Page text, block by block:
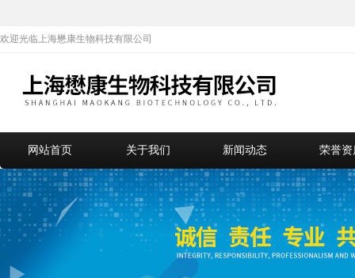
欢迎光临上海懋康生物科技有限公司
网站首页 关于我们 新闻动态 荣誉资